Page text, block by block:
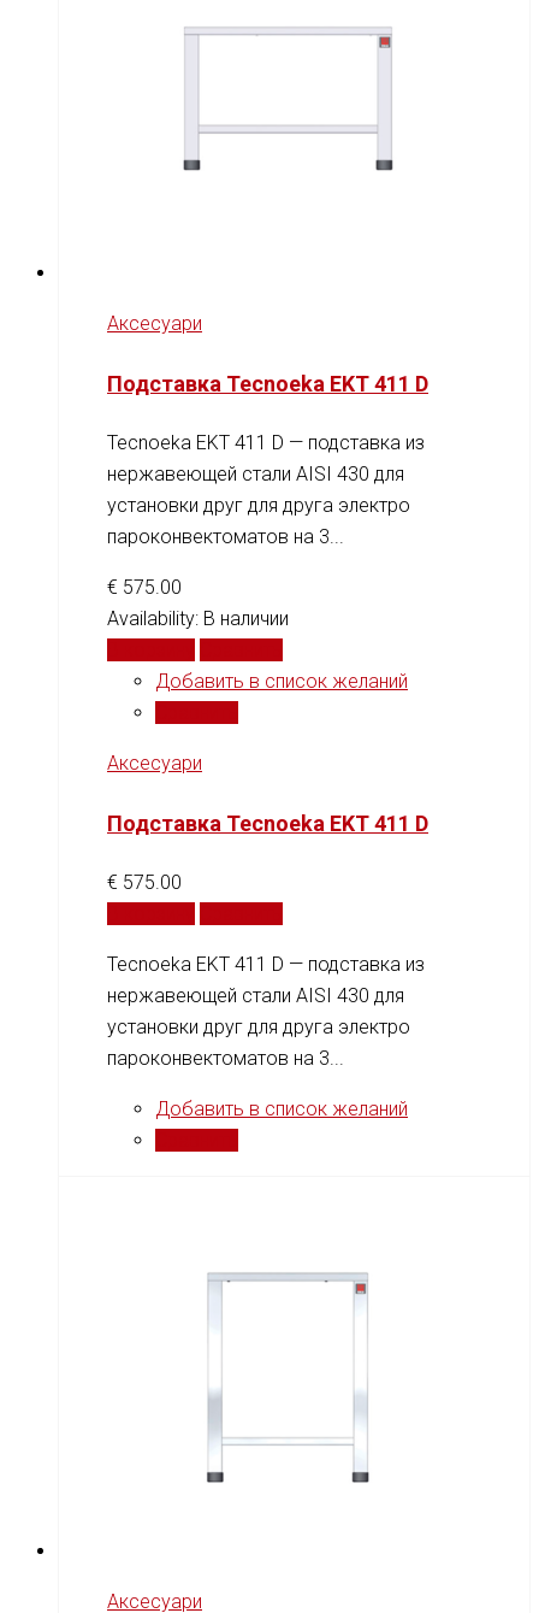
Аксесуари
Подставка Tecnoeka EKT 411 D
Tecnoeka EKT 411 D — подставка из
нержавеющей стали AISI 430 для
установки друг для друга электро
пароконвектоматов на 3...
€ 575.00
Availability: В наличии
Добавить в список желаний
Аксесуари
Подставка Tecnoeka EKT 411 D
€ 575.00
Tecnoeka EKT 411 D — подставка из
нержавеющей стали AISI 430 для
установки друг для друга электро
пароконвектоматов на 3...
Добавить в список желаний
Аксесуари